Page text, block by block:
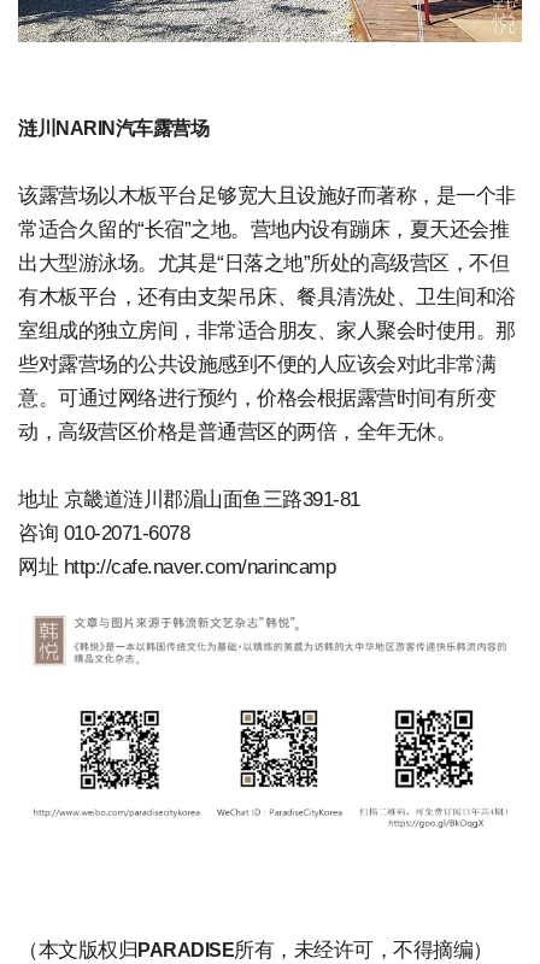
涟川NARIN汽车露营场
该露营场以木板平台足够宽大且设施好而著称，是一个非
常适合久留的“长宿”之地。营地内设有蹦床，夏天还会推
出大型游泳场。尤其是“日落之地”所处的高级营区，不但
有木板平台，还有由支架吊床、餐具清洗处、卫生间和浴
室组成的独立房间，非常适合朋友、家人聚会时使用。那
些对露营场的公共设施感到不便的人应该会对此非常满
意。可通过网络进行预约，价格会根据露营时间有所变
动，高级营区价格是普通营区的两倍，全年无休。
地址 京畿道涟川郡湄山面鱼三路391-81
咨询 010-2071-6078
网址 http://cafe.naver.com/narincamp
（本文版权归 PARADISE所有，未经许可，不得摘编）